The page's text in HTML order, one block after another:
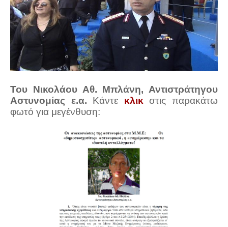
Του Νικολάου Αθ. Μπλάνη, Αντιστράτηγου
Αστυνομίας ε.α. Κάντε κλικ στις παρακάτω
φωτό για μεγένθυση: